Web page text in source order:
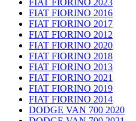
FIAT FIORINO 2016
FIAT FIORINO 2017
FIAT FIORINO 2012
FIAT FIORINO 2020
FIAT FIORINO 2018
FIAT FIORINO 2013
FIAT FIORINO 2021
FIAT FIORINO 2019
FIAT FIORINO 2014
DODGE VAN 700 2020